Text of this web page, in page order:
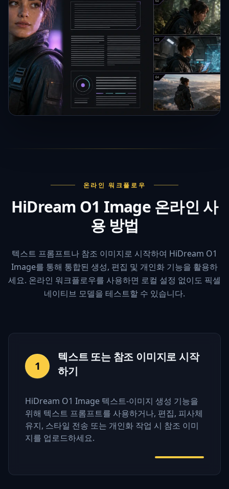
온라인 워크플로우
HiDream O1 Image 온라인 사
용 방법
텍스트 프롬프트나 참조 이미지로 시작하여 HiDream O1
Image를 통해 통합된 생성, 편집 및 개인화 기능을 활용하
세요. 온라인 워크플로우를 사용하면 로컬 설정 없이도 픽셀
네이티브 모델을 테스트할 수 있습니다.
1
텍스트 또는 참조 이미지로 시작
하기
HiDream O1 Image 텍스트-이미지 생성 기능을
위해 텍스트 프롬프트를 사용하거나, 편집, 피사체
유지, 스타일 전송 또는 개인화 작업 시 참조 이미
지를 업로드하세요.